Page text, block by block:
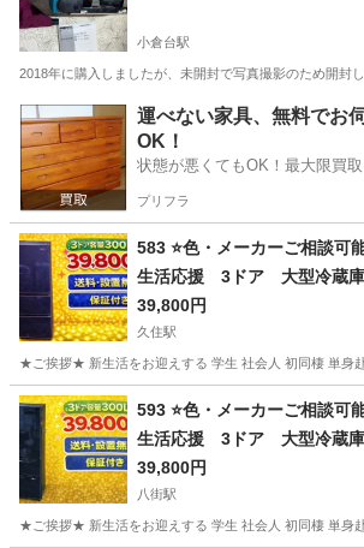
小倉台駅
2018年に購入しましたが、未開封で写真撮影のため開
千葉 千葉市 小倉台駅 キッチン家電 ベ
運べない家具、無料でお
OK！
状態が悪くてもOK！最大限買
プリフラ
583 ⭐️色・メーカーご相談可
生活応援 3ドア 大型冷蔵
替え
39,800円
久住駅
★ご挨拶★ 新生活をお迎えする 学生 社会人 初同棲 単身
千葉 成田市 久住駅 キッチン家電 商品
593 ⭐️色・メーカーご相談可
生活応援 3ドア 大型冷蔵
替え
39,800円
八街駅
★ご挨拶★ 新生活をお迎えする 学生 社会人 初同棲 単身